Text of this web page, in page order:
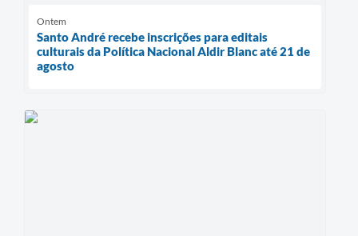
Ontem
Santo André recebe inscrições para editais
culturais da Política Nacional Aldir Blanc até 21 de
agosto